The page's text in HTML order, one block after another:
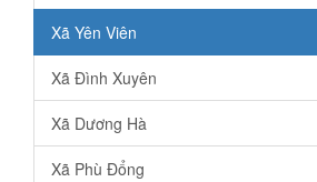
Xã Yên Viên
Xã Đình Xuyên
Xã Dương Hà
Xã Phù Đổng